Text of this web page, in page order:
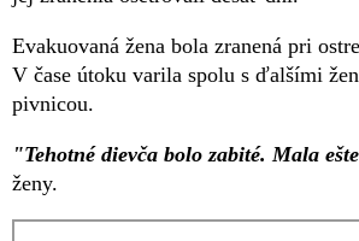
Evakuovaná žena bola zranená pri
V čase útoku varila spolu s ďalšími
pivnicou.
"Tehotné dievča bolo zabité. Mala
ženy.